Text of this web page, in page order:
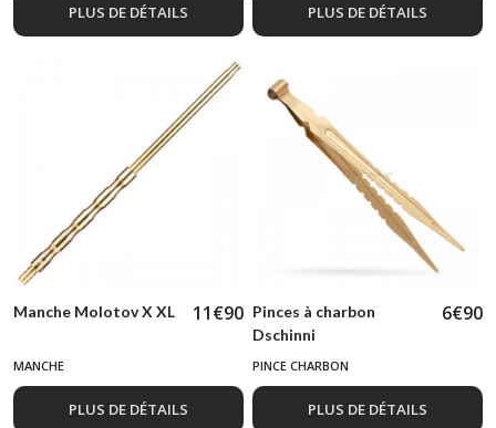
PLUS DE DÉTAILS PLUS DE DÉTAILS
Manche Molotov X XL 11€90
MANCHE
PLUS DE DÉTAILS
Pinces à charbon
Dschinni
6€90
PINCE CHARBON
PLUS DE DÉTAILS